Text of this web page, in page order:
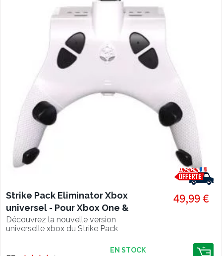
Strike Pack Eliminator Xbox
universel - Pour Xbox One &
Series S/X
Découvrez la nouvelle version
universelle xbox du Strike Pack
pour xbox one et xbox series ( USB-C)
49,99 €
EN STOCK